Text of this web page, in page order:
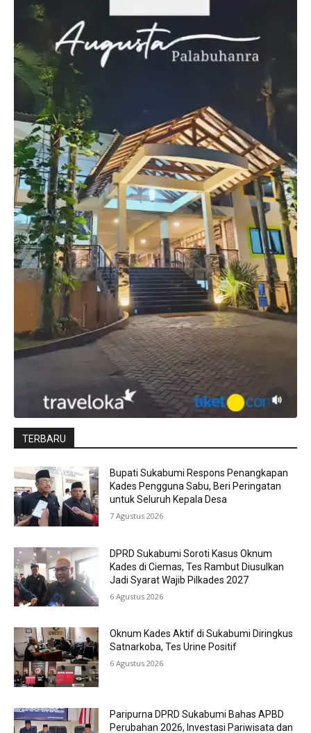
TERBARU
Bupati Sukabumi Respons Penangkapan
Kades Pengguna Sabu, Beri Peringatan
untuk Seluruh Kepala Desa
7 Agustus 2026
DPRD Sukabumi Soroti Kasus Oknum
Kades di Ciemas, Tes Rambut Diusulkan
Jadi Syarat Wajib Pilkades 2027
6 Agustus 2026
Oknum Kades Aktif di Sukabumi Diringkus
Satnarkoba, Tes Urine Positif
6 Agustus 2026
Paripurna DPRD Sukabumi Bahas APBD
Perubahan 2026, Investasi Pariwisata dan